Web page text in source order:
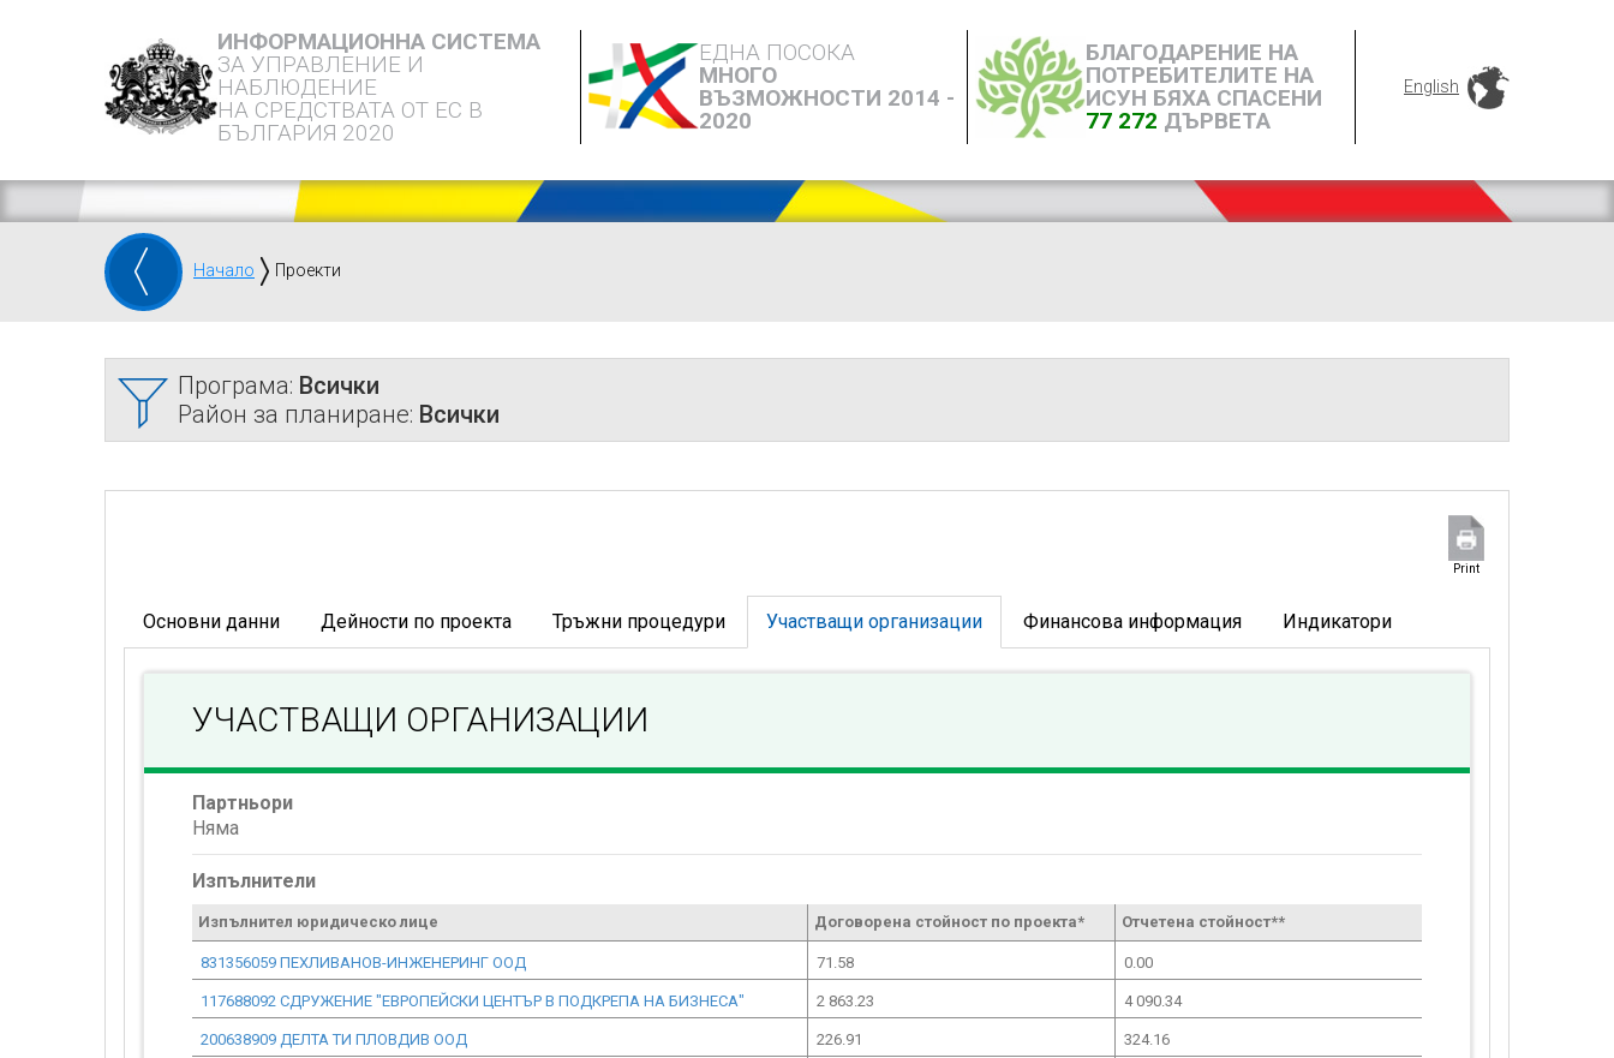
ИНФОРМАЦИОННА СИСТЕМА
ЗА УПРАВЛЕНИЕ И
НАБЛЮДЕНИЕ
НА СРЕДСТВАТА ОТ ЕС В
БЪЛГАРИЯ 2020
ЕДНА ПОСОКА
МНОГО
ВЪЗМОЖНОСТИ 2014 -
2020
БЛАГОДАРЕНИЕ НА
ПОТРЕБИТЕЛИТЕ НА
ИСУН БЯХА СПАСЕНИ
77 272 ДЪРВЕТА
English
Начало Проекти
Програма: Всички
Район за планиране: Всички
Print
Основни данни Дейности по проекта Тръжни процедури Участващи организации Финансова информация Индикатори
УЧАСТВАЩИ ОРГАНИЗАЦИИ
Партньори
Няма
Изпълнители
Изпълнител юридическо лице Договорена стойност по проекта* Отчетена стойност**
831356059 ПЕХЛИВАНОВ-ИНЖЕНЕРИНГ ООД 71.58 0.00
117688092 СДРУЖЕНИЕ "ЕВРОПЕЙСКИ ЦЕНТЪР В ПОДКРЕПА НА БИЗНЕСА" 2 863.23 4 090.34
200638909 ДЕЛТА ТИ ПЛОВДИВ ООД 226.91 324.16